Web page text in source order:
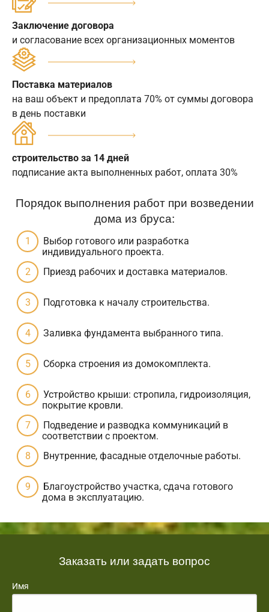
Заключение договора
и согласование всех организационных моментов
Поставка материалов
на ваш объект и предоплата 70% от суммы договора
в день поставки
строительство за 14 дней
подписание акта выполненных работ, оплата 30%
Порядок выполнения работ при возведении
дома из бруса:
Выбор готового или разработка
индивидуального проекта.
Приезд рабочих и доставка материалов.
Подготовка к началу строительства.
Заливка фундамента выбранного типа.
Сборка строения из домокомплекта.
Устройство крыши: стропила, гидроизоляция,
покрытие кровли.
Подведение и разводка коммуникаций в
соответствии с проектом.
Внутренние, фасадные отделочные работы.
Благоустройство участка, сдача готового
дома в эксплуатацию.
Заказать или задать вопрос
Имя